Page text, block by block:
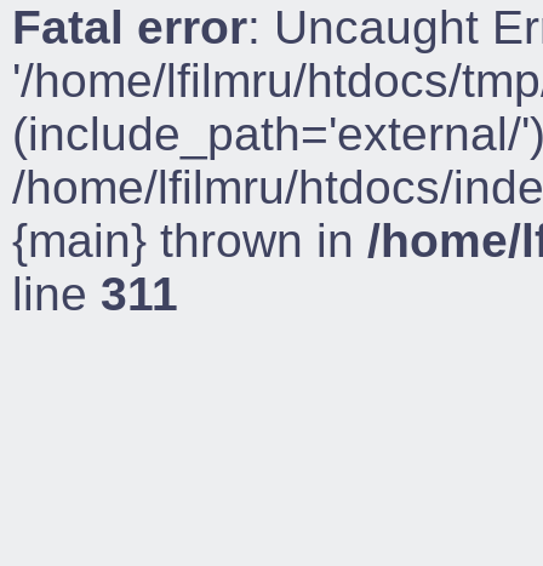
Fatal error: Uncaught
'/home/lfilmru/htdocs/
(include_path='external/
/home/lfilmru/htdocs/
{main} thrown in /home/
line 311